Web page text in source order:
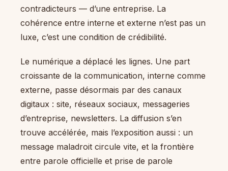
contradicteurs — d’une entreprise. La
cohérence entre interne et externe n’est pas un
luxe, c’est une condition de crédibilité.
Le numérique a déplacé les lignes. Une part
croissante de la communication, interne comme
externe, passe désormais par des canaux
digitaux : site, réseaux sociaux, messageries
d’entreprise, newsletters. La diffusion s’en
trouve accélérée, mais l’exposition aussi : un
message maladroit circule vite, et la frontière
entre parole officielle et prise de parole